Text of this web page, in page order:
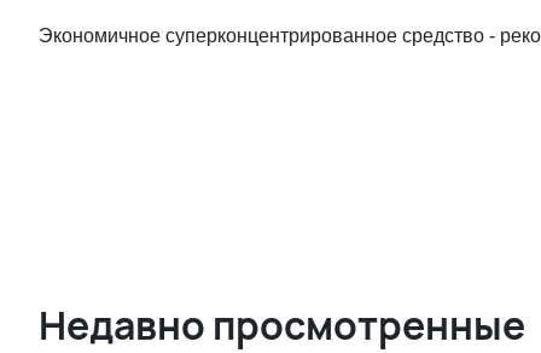
Экономичное суперконцентрированное средство -
Недавно просмотренные